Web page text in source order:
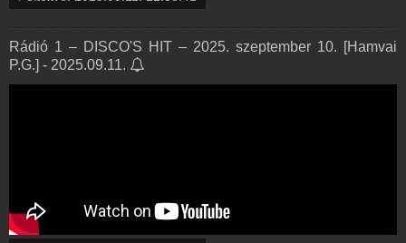
Rádió 1 – DISCO'S HIT – 2025. szeptember 10. [Hamvai
P.G.] - 2025.09.11.